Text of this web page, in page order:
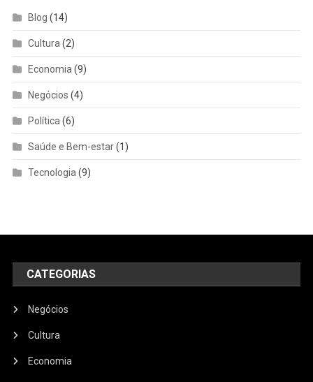
Blog (14)
Cultura (2)
Economia (9)
Negócios (4)
Política (6)
Saúde e Bem-estar(1)
Tecnologia (9)
CATEGORIAS
Negócios
Cultura
Economia